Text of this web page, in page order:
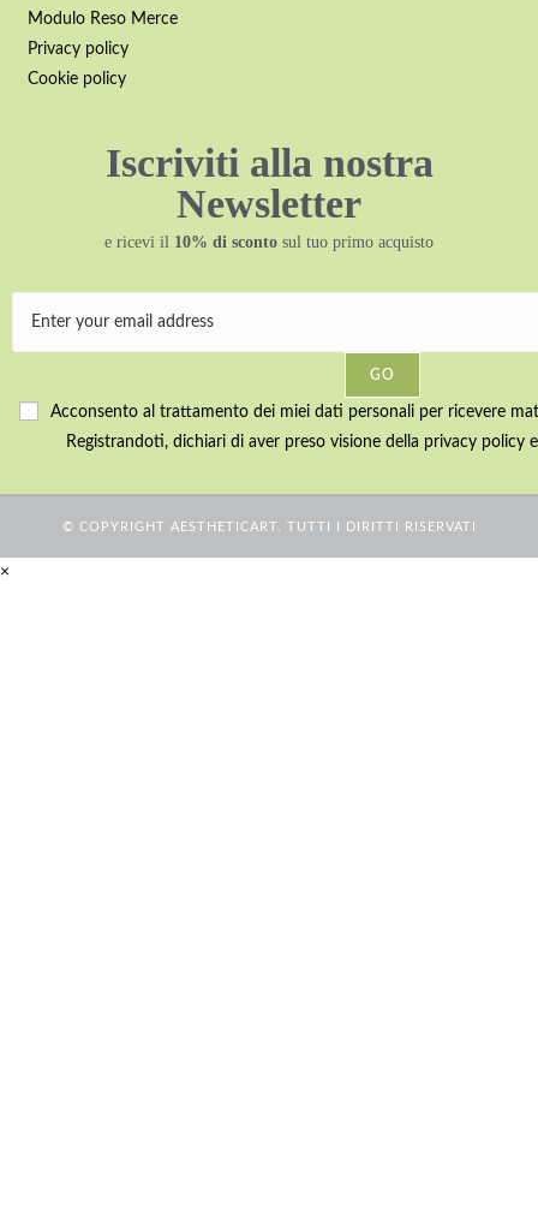
Modulo Reso Merce
Privacy policy
Cookie policy
Iscriviti alla nostra
Newsletter
e ricevi il 10% di sconto sul tuo primo acquisto
GO
Acconsento al trattamento dei miei dati personali per ricevere
Registrandoti, dichiari di aver preso visione della privacy policy
© COPYRIGHT AESTHETICART. TUTTI I DIRITTI RISERVATI
×